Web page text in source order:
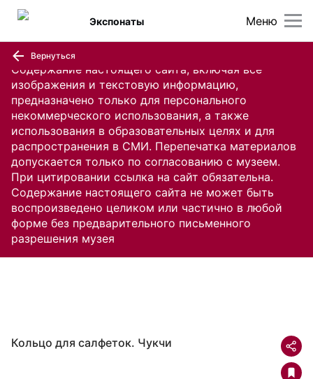
Содержание настоящего сайта, включая все
изображения и текстовую информацию,
предназначено только для персонального
некоммерческого использования, а также
использования в образовательных целях и для
распространения в СМИ. Перепечатка материалов
допускается только по согласованию с музеем.
При цитировании ссылка на сайт обязательна.
Содержание настоящего сайта не может быть
воспроизведено целиком или частично в любой
форме без предварительного письменного
разрешения музея
Меню
Экспонаты
Вернуться
Кольцо для салфеток. Чукчи